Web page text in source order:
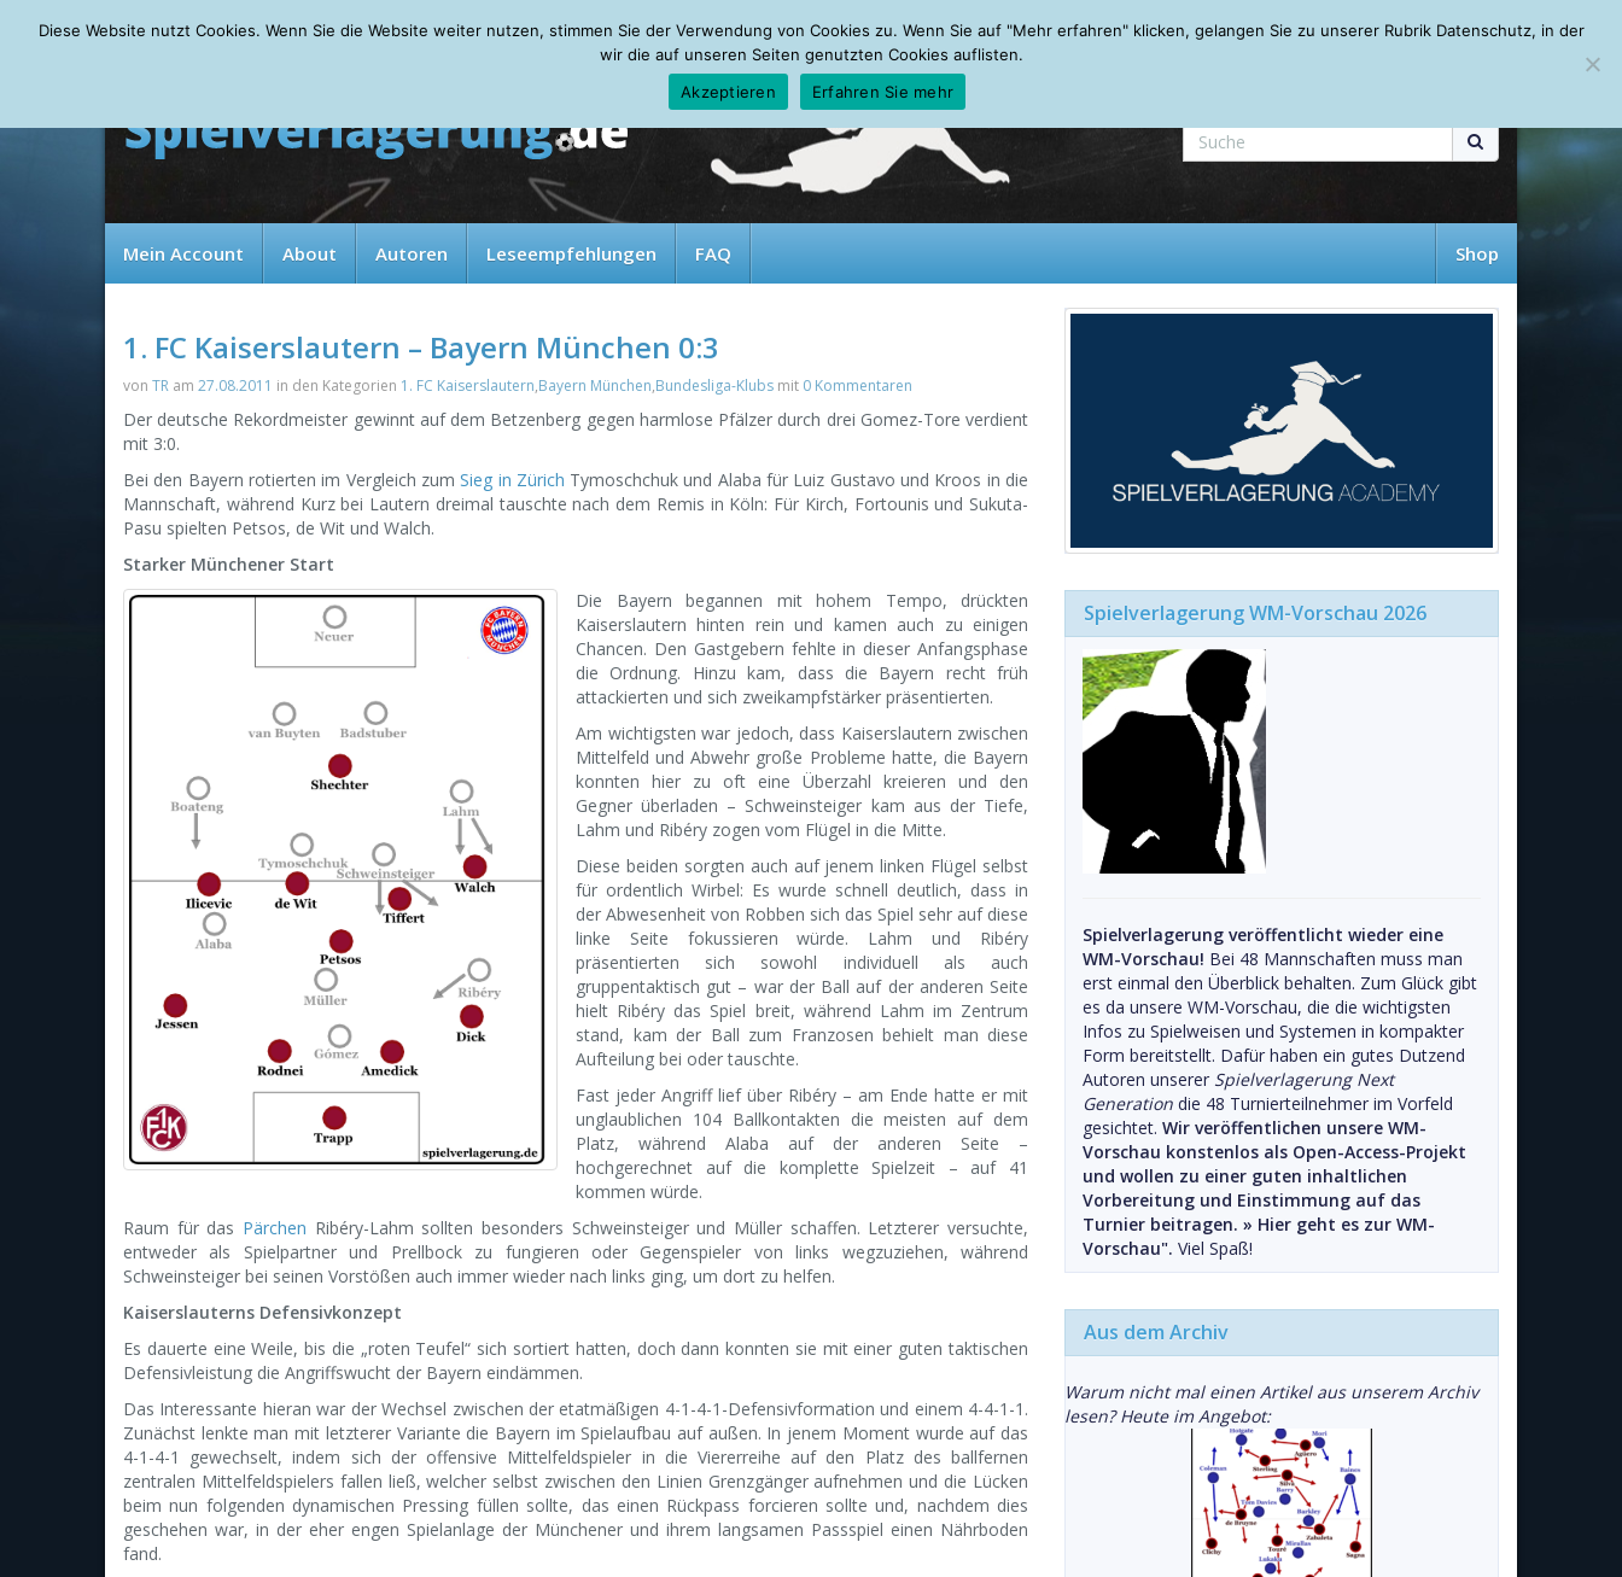
Friday, 07.08.2026 Mein Account About Autoren Leseempfehlungen FAQ
Mein Account About Autoren Leseempfehlungen FAQ Shop
1. FC Kaiserslautern – Bayern München 0:3
von TR am 27.08.2011 in den Kategorien 1. FC Kaiserslautern,Bayern München,Bundesliga-Klubs mit 0 Kommentaren
Der deutsche Rekordmeister gewinnt auf dem Betzenberg gegen harmlose Pfälzer durch drei Gomez-Tore verdient
mit 3:0.
Bei den Bayern rotierten im Vergleich zumSieg in Zürich Tymoschchuk und Alaba für Luiz Gustavo und Kroos in die
Mannschaft, während Kurz bei Lautern dreimal tauschte nach dem Remis in Köln: Für Kirch, Fortounis und Sukuta-
Pasu spielten Petsos, de Wit und Walch.
Starker Münchener Start
Die Bayern begannen mit hohem Tempo, drückten
Kaiserslautern hinten rein und kamen auch zu einigen
Chancen. Den Gastgebern fehlte in dieser Anfangsphase
die Ordnung. Hinzu kam, dass die Bayern recht früh
attackierten und sich zweikampfstärker präsentierten.
Am wichtigsten war jedoch, dass Kaiserslautern zwischen
Mittelfeld und Abwehr große Probleme hatte, die Bayern
konnten hier zu oft eine Überzahl kreieren und den
Gegner überladen – Schweinsteiger kam aus der Tiefe,
Lahm und Ribéry zogen vom Flügel in die Mitte.
Diese beiden sorgten auch auf jenem linken Flügel selbst
für ordentlich Wirbel: Es wurde schnell deutlich, dass in
der Abwesenheit von Robben sich das Spiel sehr auf diese
linke Seite fokussieren würde. Lahm und Ribéry
präsentierten sich sowohl individuell als auch
gruppentaktisch gut – war der Ball auf der anderen Seite
hielt Ribéry das Spiel breit, während Lahm im Zentrum
stand, kam der Ball zum Franzosen behielt man diese
Aufteilung bei oder tauschte.
Fast jeder Angriff lief über Ribéry – am Ende hatte er mit
unglaublichen 104 Ballkontakten die meisten auf dem
Platz, während Alaba auf der anderen Seite –
hochgerechnet auf die komplette Spielzeit – auf 41
kommen würde.
Raum für das Pärchen Ribéry-Lahm sollten besonders Schweinsteiger und Müller schaffen. Letzterer versuchte,
entweder als Spielpartner und Prellbock zu fungieren oder Gegenspieler von links wegzuziehen, während
Schweinsteiger bei seinen Vorstößen auch immer wieder nach links ging, um dort zu helfen.
Kaiserslauterns Defensivkonzept
Es dauerte eine Weile, bis die „roten Teufel“ sich sortiert hatten, doch dann konnten sie mit einer guten taktischen
Defensivleistung die Angriffswucht der Bayern eindämmen.
Das Interessante hieran war der Wechsel zwischen der etatmäßigen 4-1-4-1-Defensivformation und einem 4-4-1-1.
Zunächst lenkte man mit letzterer Variante die Bayern im Spielaufbau auf außen. In jenem Moment wurde auf das
4-1-4-1 gewechselt, indem sich der offensive Mittelfeldspieler in die Viererreihe auf den Platz des ballfernen
zentralen Mittelfeldspielers fallen ließ, welcher selbst zwischen den Linien Grenzgänger aufnehmen und die Lücken
beim nun folgenden dynamischen Pressing füllen sollte, das einen Rückpass forcieren sollte und, nachdem dies
geschehen war, in der eher engen Spielanlage der Münchener und ihrem langsamen Passspiel einen Nährboden
fand.
Spielverlagerung WM-Vorschau 2026
Spielverlagerung veröffentlicht wieder eine
WM-Vorschau! Bei 48 Mannschaften muss man
erst einmal den Überblick behalten. Zum Glück gibt
es da unsere WM-Vorschau, die die wichtigsten
Infos zu Spielweisen und Systemen in kompakter
Form bereitstellt. Dafür haben ein gutes Dutzend
Autoren unserer Spielverlagerung Next
Generation die 48 Turnierteilnehmer im Vorfeld
gesichtet. Wir veröffentlichen unsere WM-
Vorschau konstenlos als Open-Access-Projekt
und wollen zu einer guten inhaltlichen
Vorbereitung und Einstimmung auf das
Turnier beitragen. » Hier geht es zur WM-
Vorschau". Viel Spaß!
Aus dem Archiv
Warum nicht mal einen Artikel aus unserem Archiv
lesen? Heute im Angebot:
Diese Website nutzt Cookies. Wenn Sie die Website weiter nutzen, stimmen Sie der Verwendung von Cookies zu. Wenn Sie auf "Mehr erfahren" klicken, gelangen Sie zu unserer Rubrik Datenschutz, in der
wir die auf unseren Seiten genutzten Cookies auflisten.
Akzeptieren
Erfahren Sie mehr